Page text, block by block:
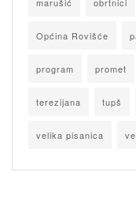
Općina Rovišće
program promet
terezijana tupš
velika pisanica